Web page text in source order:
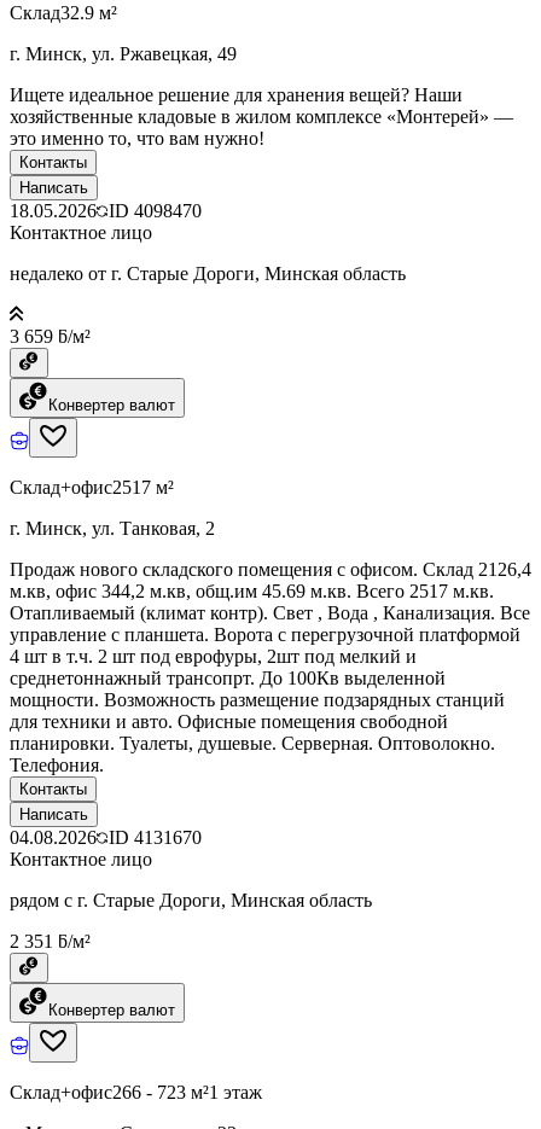
Склад32.9 м²
г. Минск, ул. Ржавецкая, 49
Ищете идеальное решение для хранения вещей? Наши
хозяйственные кладовые в жилом комплексе «Монтерей» —
это именно то, что вам нужно!
Контакты
Написать
18.05.2026 ID 4098470
Контактное лицо
недалеко от г. Старые Дороги, Минская область
3 659 ƃ/м²
Конвертер валют
Склад+офис2517 м²
г. Минск, ул. Танковая, 2
Продаж нового складского помещения с офисом. Склад 2126,4
м.кв, офис 344,2 м.кв, общ.им 45.69 м.кв. Всего 2517 м.кв.
Отапливаемый (климат контр). Свет , Вода , Канализация. Все
управление с планшета. Ворота с перегрузочной платформой
4 шт в т.ч. 2 шт под еврофуры, 2шт под мелкий и
среднетоннажный трансопрт. До 100Кв выделенной
мощности. Возможность размещение подзарядных станций
для техники и авто. Офисные помещения свободной
планировки. Туалеты, душевые. Серверная. Оптоволокно.
Телефония.
Контакты
Написать
04.08.2026 ID 4131670
Контактное лицо
рядом с г. Старые Дороги, Минская область
2 351 ƃ/м²
Конвертер валют
Склад+офис266 - 723 м²1 этаж